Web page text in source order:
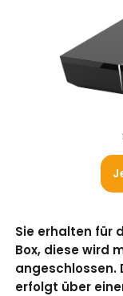
Sie erhalten für
Box, diese wird
angeschlossen.
erfolgt über